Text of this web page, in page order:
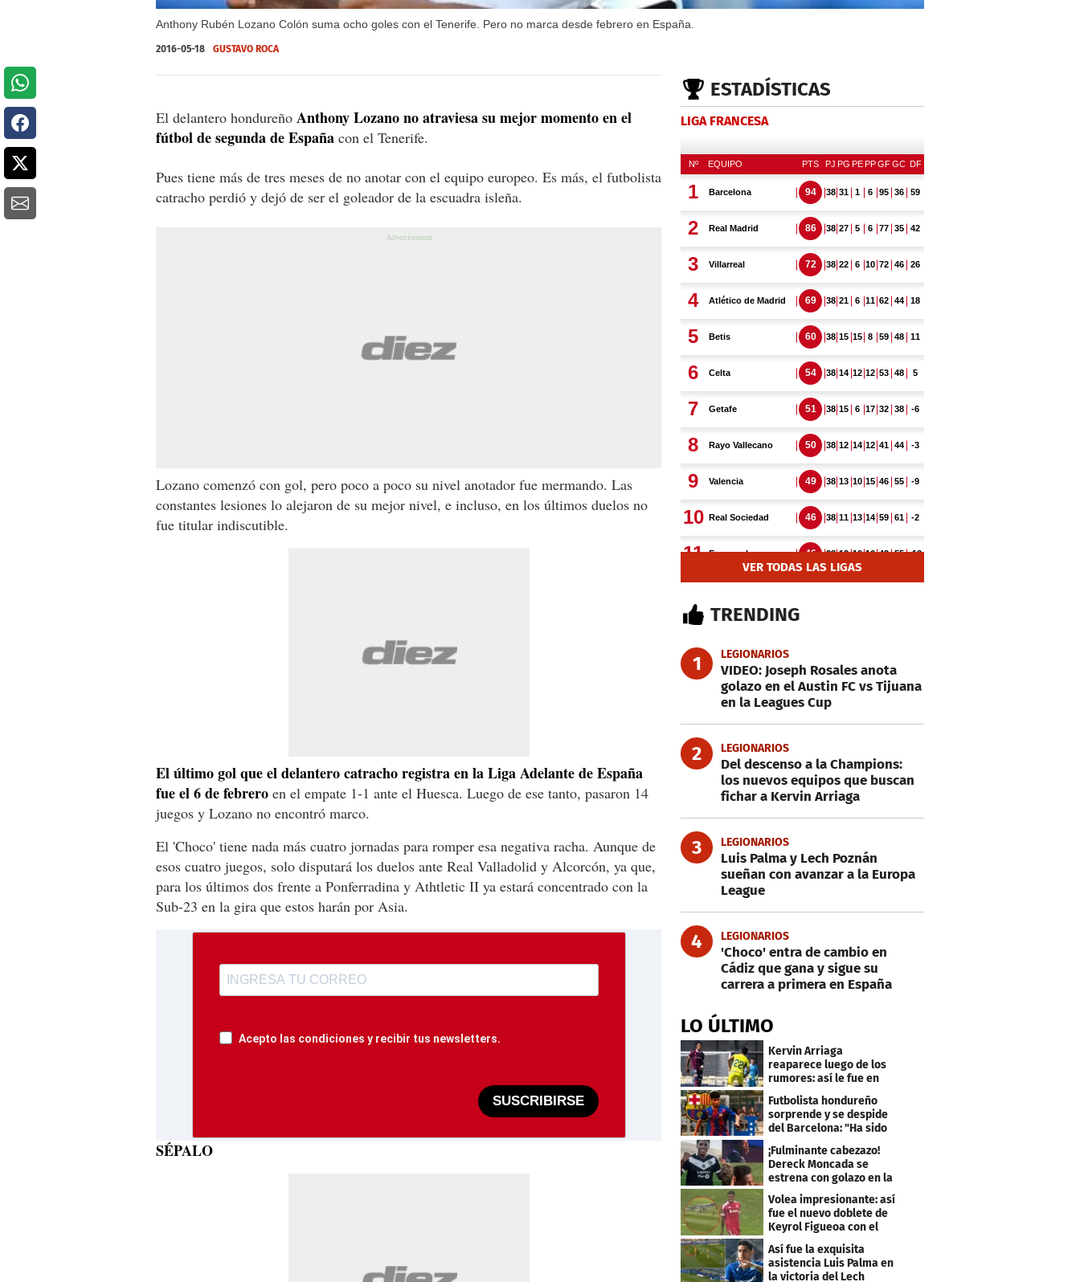
Anthony Rubén Lozano Colón suma ocho goles con el Tenerife. Pero no marca desde febrero en España.
2016-05-18 GUSTAVO ROCA
El delantero hondureño Anthony Lozano no atraviesa su mejor momento en el
fútbol de segunda de España con el Tenerife.
Pues tiene más de tres meses de no anotar con el equipo europeo. Es más, el futbolista
catracho perdió y dejó de ser el goleador de la escuadra isleña.
Lozano comenzó con gol, pero poco a poco su nivel anotador fue mermando. Las
constantes lesiones lo alejaron de su mejor nivel, e incluso, en los últimos duelos no
fue titular indiscutible.
El último gol que el delantero catracho registra en la Liga Adelante de España
fue el 6 de febrero en el empate 1-1 ante el Huesca. Luego de ese tanto, pasaron 14
juegos y Lozano no encontró marco.
El 'Choco' tiene nada más cuatro jornadas para romper esa negativa racha. Aunque de
esos cuatro juegos, solo disputará los duelos ante Real Valladolid y Alcorcón, ya que,
para los últimos dos frente a Ponferradina y Athtletic II ya estará concentrado con la
Sub-23 en la gira que estos harán por Asia.
Acepto las condiciones y recibir tus newsletters.
SUSCRIBIRSE
SÉPALO
ESTADÍSTICAS
LIGA FRANCESA
VER TODAS LAS LIGAS
TRENDING
1 LEGIONARIOS
VIDEO: Joseph Rosales anota
golazo en el Austin FC vs Tijuana
en la Leagues Cup
2 LEGIONARIOS
Del descenso a la Champions:
los nuevos equipos que buscan
fichar a Kervin Arriaga
3 LEGIONARIOS
Luis Palma y Lech Poznán
sueñan con avanzar a la Europa
League
4 LEGIONARIOS
'Choco' entra de cambio en
Cádiz que gana y sigue su
carrera a primera en España
LO ÚLTIMO
Kervin Arriaga
reaparece luego de los
rumores: así le fue en
amistoso con Levante
Futbolista hondureño
sorprende y se despide
del Barcelona: "Ha sido
un orgullo"
¡Fulminante cabezazo!
Dereck Moncada se
estrena con golazo en la
Liga de Suiza
Volea impresionante: así
fue el nuevo doblete de
Keyrol Figueoa con el
Liverpool
Así fue la exquisita
asistencia Luis Palma en
la victoria del Lech